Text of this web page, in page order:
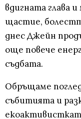
вдигната глава
щастие,
днес Джейн
още повече
съдбата.
Обръщаме
събитията и